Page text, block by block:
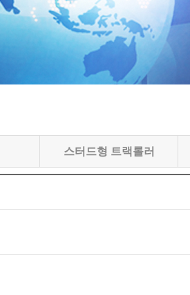
스터드형 트랙롤러